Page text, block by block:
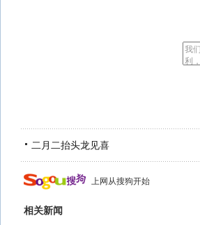
二月二抬头龙见喜
上网从搜狗开始
相关新闻